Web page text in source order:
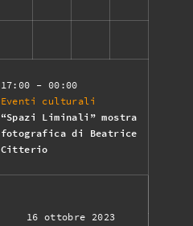
17:00 - 00:00
Eventi culturali
“Spazi Liminali” mostra
fotografica di Beatrice
Citterio
16 ottobre 2023